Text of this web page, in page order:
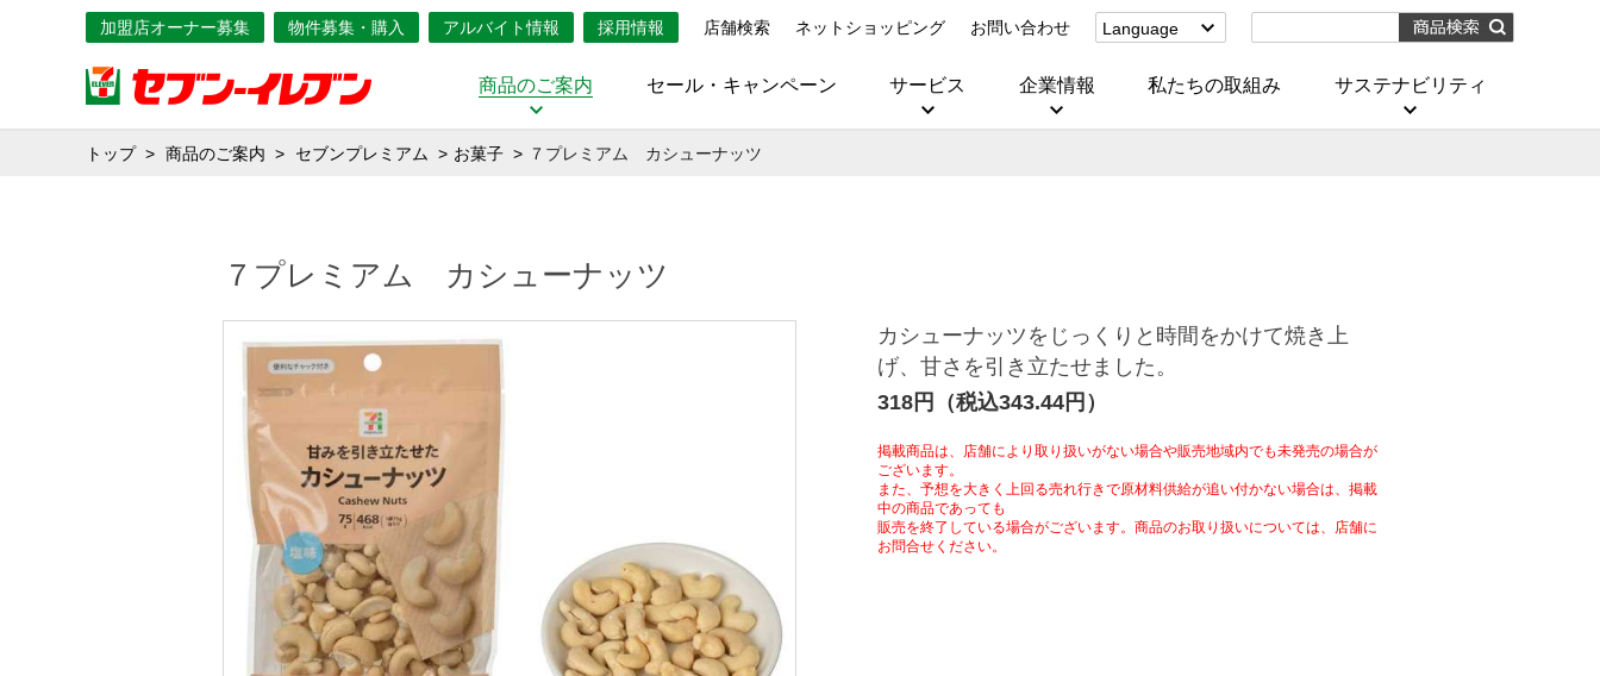
加盟店オーナー募集 物件募集・購入 アルバイト情報 採用情報 店舗検索 ネットショッピング お問い合わせ
Language
(Corporate)
商品のご案内 セール・キャンペーン サービス 企業情報 私たちの取組み サステナビリティ
トップ 商品のご案内 セブンプレミアム お菓子 ７プレミアム カシューナッツ
７プレミアム カシューナッツ
カシューナッツをじっくりと時間をかけて焼き上
げ、甘さを引き立たせました。
318円（税込343.44円）
掲載商品は、店舗により取り扱いがない場合や販売地域内でも未発売の場合が
ございます。
また、予想を大きく上回る売れ行きで原材料供給が追い付かない場合は、掲載
中の商品であっても
販売を終了している場合がございます。商品のお取り扱いについては、店舗に
お問合せください。